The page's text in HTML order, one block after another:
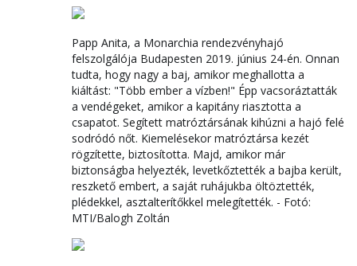
Papp Anita, a Monarchia rendezvényhajó
felszolgálója Budapesten 2019. június 24-én. Onnan
tudta, hogy nagy a baj, amikor meghallotta a
kiáltást: "Több ember a vízben!" Épp vacsoráztatták
a vendégeket, amikor a kapitány riasztotta a
csapatot. Segített matróztársának kihúzni a hajó felé
sodródó nőt. Kiemelésekor matróztársa kezét
rögzítette, biztosította. Majd, amikor már
biztonságba helyezték, levetkőztették a bajba került,
reszkető embert, a saját ruhájukba öltöztették,
plédekkel, asztalterítőkkel melegítették. - Fotó:
MTI/Balogh Zoltán